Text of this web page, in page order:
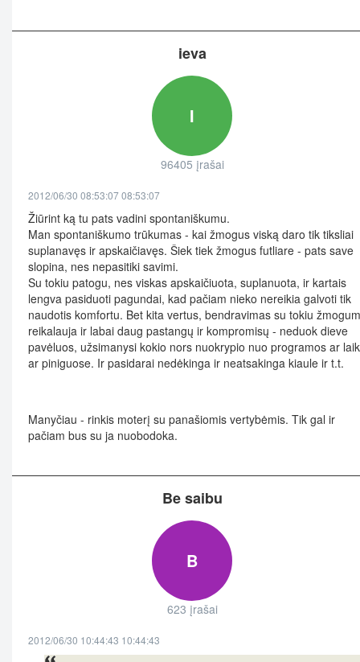
ieva
I
96405 įrašai
2012/06/30 08:53:07 08:53:07
Žiūrint ką tu pats vadini spontaniškumu.
Man spontaniškumo trūkumas - kai žmogus viską daro tik tiksliai
suplanavęs ir apskaičiavęs. Šiek tiek žmogus futliare - pats save
slopina, nes nepasitiki savimi.
Su tokiu patogu, nes viskas apskaičiuota, suplanuota, ir kartais
lengva pasiduoti pagundai, kad pačiam nieko nereikia galvoti tik
naudotis komfortu. Bet kita vertus, bendravimas su tokiu
reikalauja ir labai daug pastangų ir kompromisų - neduok dieve
pavėluos, užsimanysi kokio nors nuokrypio nuo programos ar
ar piniguose. Ir pasidarai nedėkinga ir neatsakinga kiaule ir t.t.
Manyčiau - rinkis moterį su panašiomis vertybėmis. Tik gal ir
pačiam bus su ja nuobodoka.
Be saibu
B
623 įrašai
2012/06/30 10:44:43 10:44:43